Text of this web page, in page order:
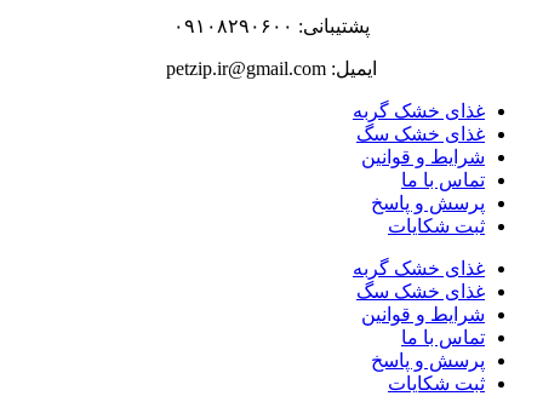
پشتیبانی: ۰۹۱۰۸۲۹۰۶۰۰
ایمیل: petzip.ir@gmail.com
غذای خشک گربه
غذای خشک سگ
شرایط و قوانین
تماس با ما
پرسش و پاسخ
ثبت شکایات
غذای خشک گربه
غذای خشک سگ
شرایط و قوانین
تماس با ما
پرسش و پاسخ
ثبت شکایات